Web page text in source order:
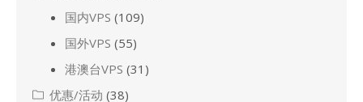
国内VPS (109)
国外VPS (55)
港澳台VPS (31)
优惠/活动 (38)